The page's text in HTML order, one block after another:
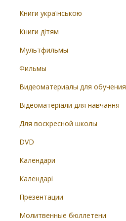
Книги українською
Книги дітям
Мультфильмы
Фильмы
Видеоматериалы для обучения
Відеоматеріали для навчання
Для воскресной школы
DVD
Календари
Календарі
Презентации
Молитвенные бюллетени